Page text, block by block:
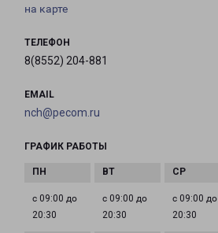
на карте
ТЕЛЕФОН
8(8552) 204-881
EMAIL
nch@pecom.ru
ГРАФИК РАБОТЫ
с 09:00 до
20:30
с 09:00 до
20:30
с 09:00 до
20:30